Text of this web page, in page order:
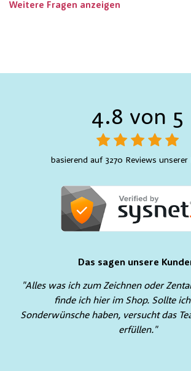
Weitere Fragen anzeigen
4.8 von 5
basierend auf 3270 Reviews unserer
Das sagen unsere
"Alles was ich zum Zeichnen oder
finde ich hier im Shop. Sollte
Sonderwünsche haben, versucht das
erfüllen."